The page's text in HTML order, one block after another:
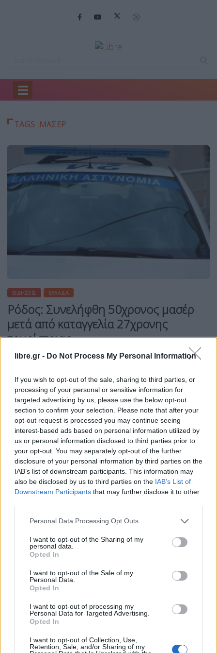
libre.gr - Do Not Process My Personal Information
If you wish to opt-out of the sale, sharing to third parties, or
processing of your personal or sensitive information for
targeted advertising by us, please use the below opt-out
section to confirm your selection. Please note that after your
opt-out request is processed you may continue seeing
interest-based ads based on personal information utilized by
us or personal information disclosed to third parties prior to
your opt-out. You may separately opt-out of the further
disclosure of your personal information by third parties on the
IAB’s list of downstream participants. This information may
also be disclosed by us to third parties on the IAB’s List of
Downstream Participants that may further disclose it to other
Personal Data Processing Opt Outs
I want to opt-out of the Sharing of my
personal data.
Opted In
I want to opt-out of the Sale of my
Personal Data.
Opted In
I want to opt-out of processing my
Personal Data for Targeted Advertising.
Opted In
I want to opt-out of Collection, Use,
Retention, Sale, and/or Sharing of my
Home
TAGS :ΜΑΣΈΡ
ΕΙΔΉΣΕΙΣ ΕΛΛΆΔΑ
Ρόδος: Συνελήφθη 50χρονος μασέρ
μετά από καταγγελία 27χρονης
τουρίστριας
Η Συντακτική ομάδα του Libre
4 Μαΐου, 2026
Στη δικαιοσύνη οδηγείται ένας 50χρονος μασέρ, ο
οποίος εργαζόταν σε επιχείρηση στη Ρόδο, μετά
από καταγγελία για προσβολή γενετήσιας
αξιοπρέπειας από Γερμανίδα τουρίστρια.
ΠΕΡΙΣΣΌΤΕΡΑ ...
Ποιοι είμαστε
Το Libre είναι ένας ιστότοπος ενημέρωσης και άποψης